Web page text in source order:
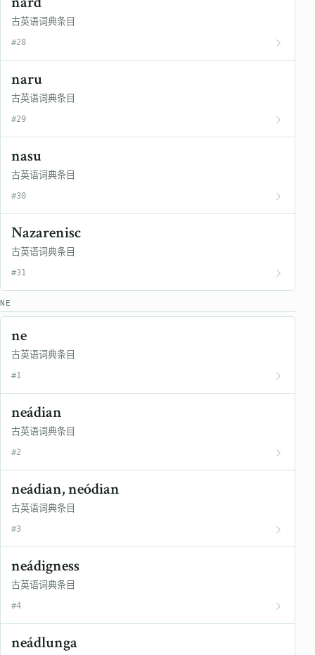
古英语词典条目
#28
naru
古英语词典条目
#29
nasu
古英语词典条目
#30
Nazarenisc
古英语词典条目
#31
NE
ne
古英语词典条目
#1
neádian
古英语词典条目
#2
neádian, neódian
古英语词典条目
#3
neádigness
古英语词典条目
#4
neádlunga